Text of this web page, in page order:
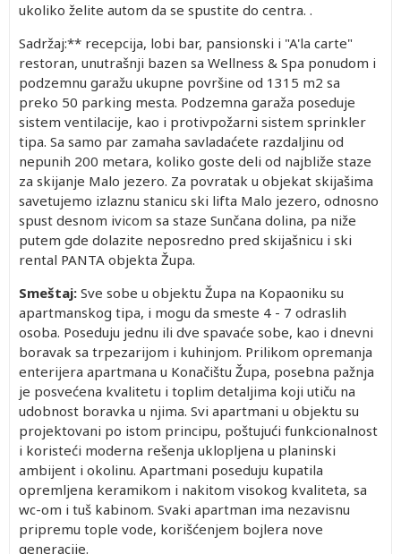
ukoliko želite autom da se spustite do centra. .
Sadržaj:** recepcija, lobi bar, pansionski i "A'la carte"
restoran, unutrašnji bazen sa Wellness & Spa ponudom i
podzemnu garažu ukupne površine od 1315 m2 sa
preko 50 parking mesta. Podzemna garaža poseduje
sistem ventilacije, kao i protivpožarni sistem sprinkler
tipa. Sa samo par zamaha savladaćete razdaljinu od
nepunih 200 metara, koliko goste deli od najbliže staze
za skijanje Malo jezero. Za povratak u objekat skijašima
savetujemo izlaznu stanicu ski lifta Malo jezero, odnosno
spust desnom ivicom sa staze Sunčana dolina, pa niže
putem gde dolazite neposredno pred skijašnicu i ski
rental PANTA objekta Župa.
Smeštaj: Sve sobe u objektu Župa na Kopaoniku su
apartmanskog tipa, i mogu da smeste 4 - 7 odraslih
osoba. Poseduju jednu ili dve spavaće sobe, kao i dnevni
boravak sa trpezarijom i kuhinjom. Prilikom opremanja
enterijera apartmana u Konačištu Župa, posebna pažnja
je posvećena kvalitetu i toplim detaljima koji utiču na
udobnost boravka u njima. Svi apartmani u objektu su
projektovani po istom principu, poštujući funkcionalnost
i koristeći moderna rešenja uklopljena u planinski
ambijent i okolinu. Apartmani poseduju kupatila
opremljena keramikom i nakitom visokog kvaliteta, sa
wc-om i tuš kabinom. Svaki apartman ima nezavisnu
pripremu tople vode, korišćenjem bojlera nove
generacije.